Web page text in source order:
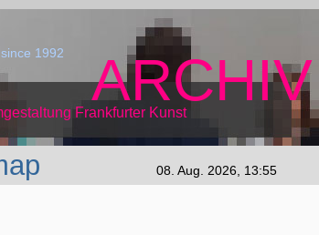
since 1992 ARCHIV
Frankfurter Kunst
08. Aug. 2026, 13:55